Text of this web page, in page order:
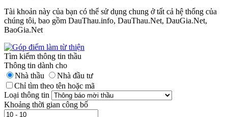
Tài khoản này của bạn có thể sử dụng chung ở tất cả hệ thống của
chúng tôi, bao gồm DauThau.info, DauThau.Net, DauGia.Net,
BaoGia.Net
Tìm kiếm thông tin thầu
Thông tin dành cho
Nhà thầu
Nhà đầu tư
Chỉ tìm theo tên hoặc mã
Loại thông tin
Khoảng thời gian công bố